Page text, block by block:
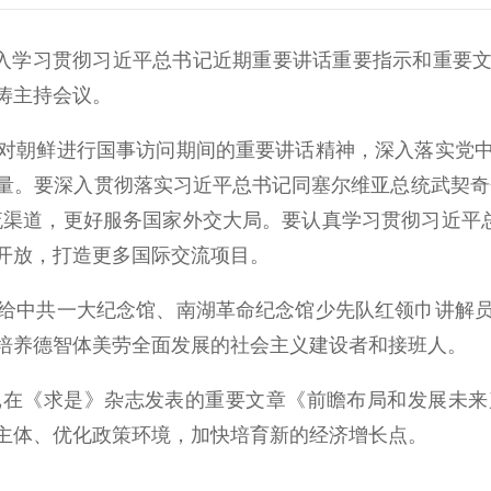
贯彻习近平总书记近期重要讲话重要指示和重要
持会议。
进行国事访问期间的重要讲话精神，深入落实党
要深入贯彻落实习近平总书记同塞尔维亚总统武契
道，更好服务国家外交大局。要认真学习贯彻习近平
，打造更多国际交流项目。
一大纪念馆、南湖革命纪念馆少先队红领巾讲解
德智体美劳全面发展的社会主义建设者和接班人。
求是》杂志发表的重要文章《前瞻布局和发展未来
、优化政策环境，加快培育新的经济增长点。